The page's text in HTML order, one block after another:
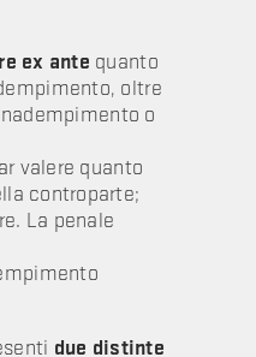
ex ante quanto
oltre
o
valere quanto
controparte;
La penale
due distinte